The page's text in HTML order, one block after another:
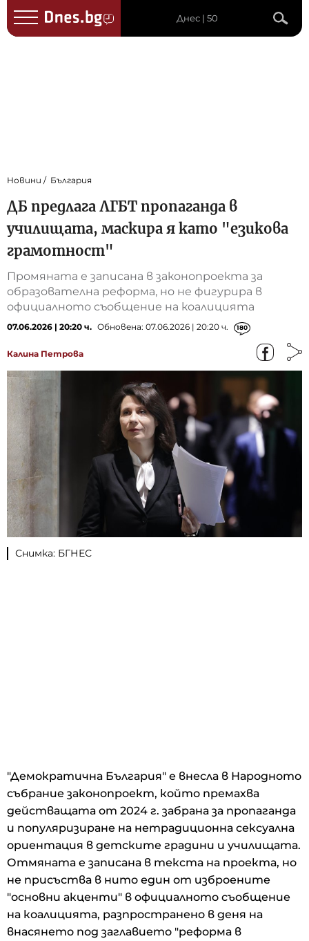
Днес | 50
Новини България
ДБ предлага ЛГБТ пропаганда в
училищата, маскира я като "езикова
грамотност"
Промяната е записана в законопроекта за
образователна реформа, но не фигурира в
официалното съобщение на коалицията
07.06.2026 | 20:20 ч. Обновена: 07.06.2026 | 20:20 ч. 180
Калина Петрова
Снимка: БГНЕС
"Демократична България" е внесла в Народното
събрание законопроект, който премахва
действащата от 2024 г. забрана за пропаганда
и популяризиране на нетрадиционна сексуална
ориентация в детските градини и училищата.
Отмяната е записана в текста на проекта, но
не присъства в нито един от изброените
"основни акценти" в официалното съобщение
на коалицията, разпространено в деня на
внасянето под заглавието "реформа в